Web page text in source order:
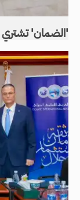
'الضمان' تشتري 100 ألف سهم